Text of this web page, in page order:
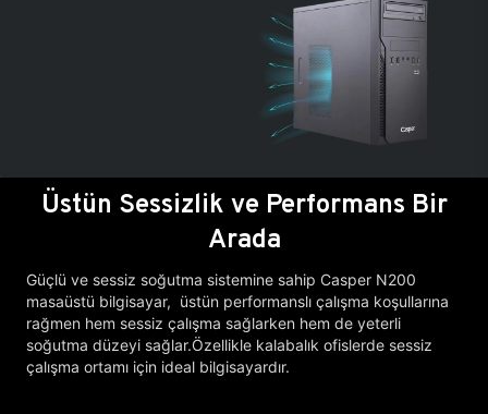
Üstün Sessizlik ve Performans Bir
Arada
Güçlü ve sessiz soğutma sistemine sahip Casper N200
masaüstü bilgisayar, üstün performanslı çalışma koşullarına
rağmen hem sessiz çalışma sağlarken hem de yeterli
soğutma düzeyi sağlar.Özellikle kalabalık ofislerde sessiz
çalışma ortamı için ideal bilgisayardır.